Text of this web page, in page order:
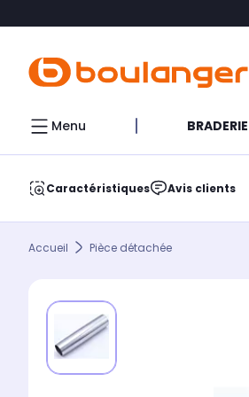
Menu BRADERIE
Caractéristiques Avis clients
Accueil Pièce détachée